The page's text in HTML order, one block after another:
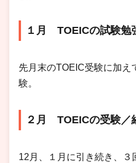
１月 TOEICの試験勉
先月末のTOEIC受験に加え
験。
２月 TOEICの受験／
12月、１月に引き続き、３